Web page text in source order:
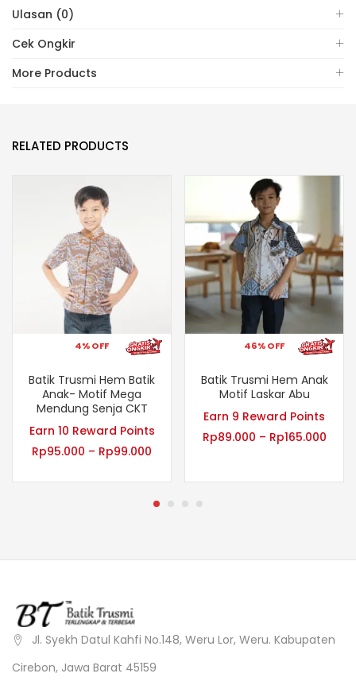
Ulasan (0)
Cek Ongkir
More Products
RELATED PRODUCTS
4% OFF
Batik Trusmi Hem Batik
Anak- Motif Mega
Mendung Senja CKT
Earn 10 Reward Points
Rp95.000 – Rp99.000
46% OFF
Batik Trusmi Hem Anak
Motif Laskar Abu
Earn 9 Reward Points
Rp89.000 – Rp165.000
Jl. Syekh Datul Kahfi No.148, Weru Lor, Weru. Kabupaten
Cirebon, Jawa Barat 45159